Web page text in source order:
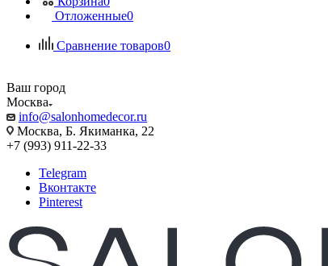
Отложенные0
Сравнение товаров0
Ваш город
Москва
info@salonhomedecor.ru
Москва, Б. Якиманка, 22
+7 (993) 911-22-33
Telegram
Вконтакте
Pinterest